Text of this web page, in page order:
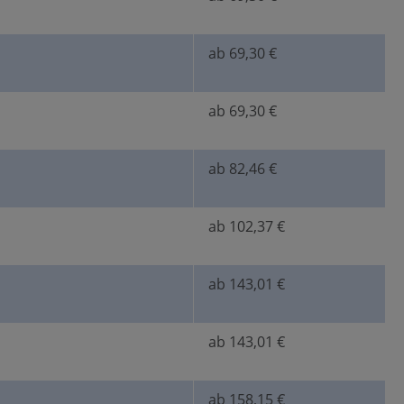
ab 69,30 €
ab 69,30 €
ab 82,46 €
ab 102,37 €
ab 143,01 €
ab 143,01 €
ab 158,15 €